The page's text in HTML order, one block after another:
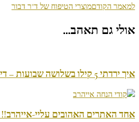
ניווט
בפוסטים
למאמר הקודםמוצרי הטיפוח של ד"ר דבור
אולי גם תאהב...
איך ירדתי 5 קילו בשלושה שבועות – דיטוקס 21 ימים
אחד האתרים האהובים עליי-אייהרב!! IHerb.com